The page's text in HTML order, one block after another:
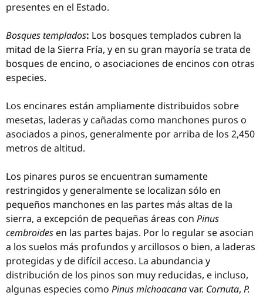
presentes en el Estado.
Bosques templados: Los bosques templados cubren la
mitad de la Sierra Fría, y en su gran mayoría se trata de
bosques de encino, o asociaciones de encinos con otras
especies.
Los encinares están ampliamente distribuidos sobre
mesetas, laderas y cañadas como manchones puros o
asociados a pinos, generalmente por arriba de los 2,450
metros de altitud.
Los pinares puros se encuentran sumamente
restringidos y generalmente se localizan sólo en
pequeños manchones en las partes más altas de la
sierra, a excepción de pequeñas áreas con Pinus
cembroides en las partes bajas. Por lo regular se asocian
a los suelos más profundos y arcillosos o bien, a laderas
protegidas y de difícil acceso. La abundancia y
distribución de los pinos son muy reducidas, e incluso,
algunas especies como Pinus michoacanavar. Cornuta, P.